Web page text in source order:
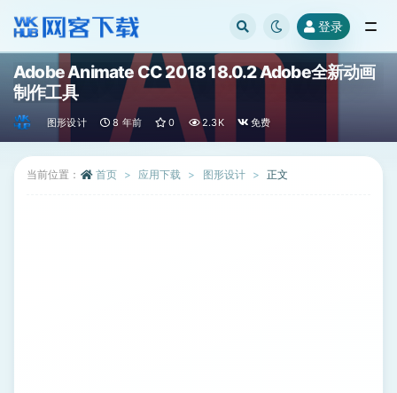
登录
Adobe Animate CC 2018 18.0.2 Adobe全新动画
制作工具
图形设计 8 年前 0 2.3K 免费
当前位置： 首页 应用下载 图形设计 正文
全部